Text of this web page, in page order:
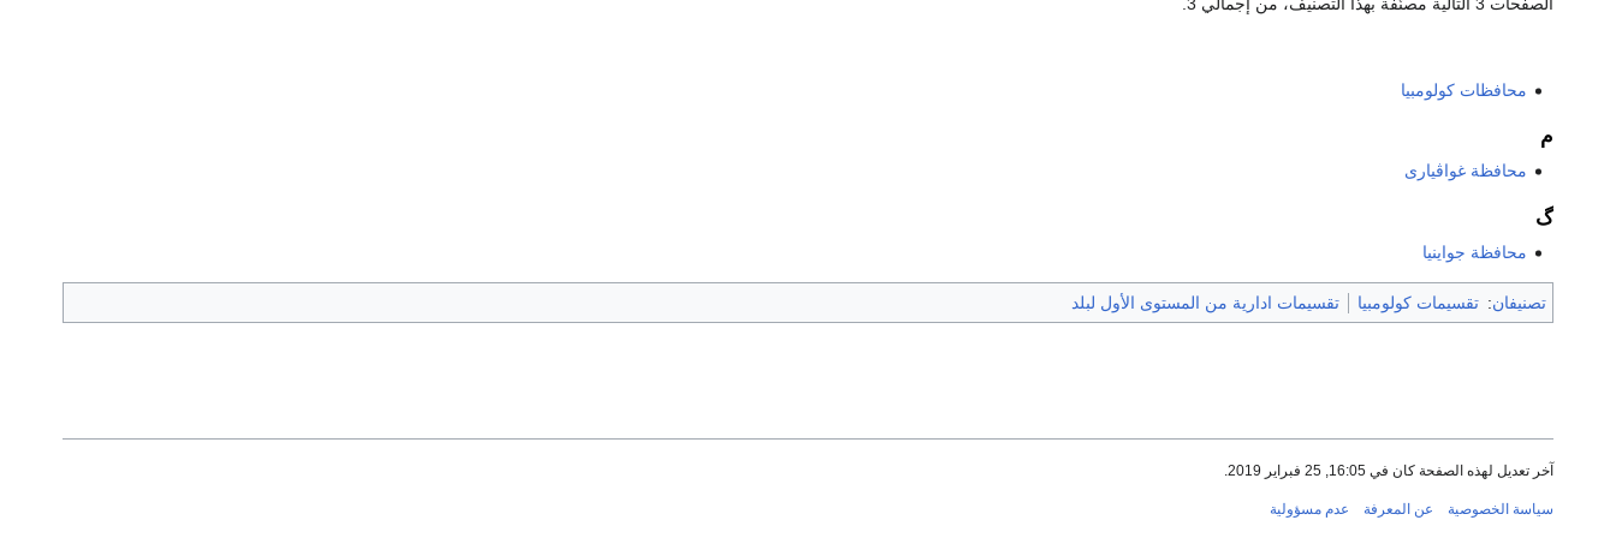
محافظات كولومبيا
م
محافظة غواڤيارى
گ
محافظة جواينيا
تصنيفان: تقسيمات كولومبيا تقسيمات ادارية من المستوى الأول لبلد
آخر تعديل لهذه الصفحة كان في 16:05, 25 فبراير 2019.
سياسة الخصوصية عن المعرفة عدم مسؤولية